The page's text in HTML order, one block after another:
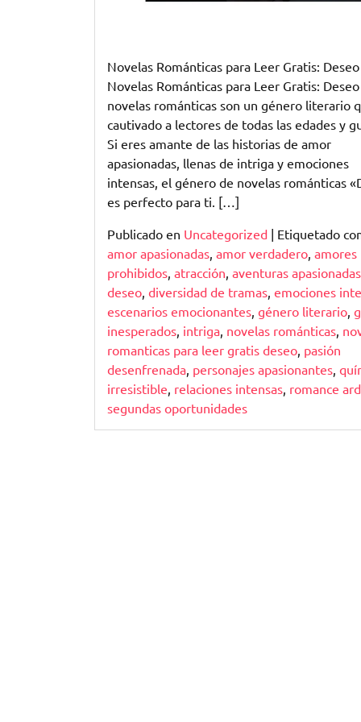
Novelas Románticas para Leer Gratis: Deseo
Novelas Románticas para Leer Gratis: Deseo
novelas románticas son un género literario
cautivado a lectores de todas las edades y
Si eres amante de las historias de amor
apasionadas, llenas de intriga y emociones
intensas, el género de novelas románticas
es perfecto para ti. […]
Publicado en Uncategorized | Etiquetado
amor apasionadas amor verdadero amores
prohibidos atracción aventuras apasionadas
deseo diversidad de tramas emociones
escenarios emocionantes género literario
inesperados intriga novelas románticas
romanticas para leer gratis deseo pasión
desenfrenada personajes apasionantes
irresistible relaciones intensas romance
segundas oportunidades